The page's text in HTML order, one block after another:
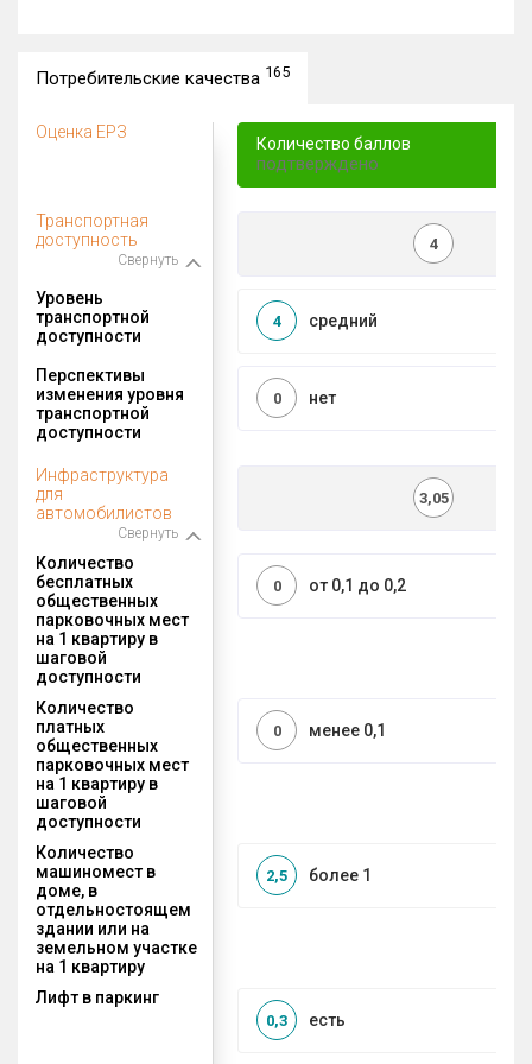
Потребительские качества 165
Оценка ЕРЗ
Количество баллов
подтверждено
Транспортная
доступность
Свернуть
4
Уровень
транспортной
доступности
средний
4
Перспективы
изменения уровня
транспортной
доступности
нет
0
Инфраструктура
для
автомобилистов
Свернуть
3,05
Количество
бесплатных
общественных
парковочных мест
на 1 квартиру в
шаговой
доступности
от 0,1 до 0,2
0
Количество
платных
общественных
парковочных мест
на 1 квартиру в
шаговой
доступности
менее 0,1
0
Количество
машиномест в
доме, в
отдельностоящем
здании или на
земельном участке
на 1 квартиру
более 1
2,5
Лифт в паркинг
есть
0,3